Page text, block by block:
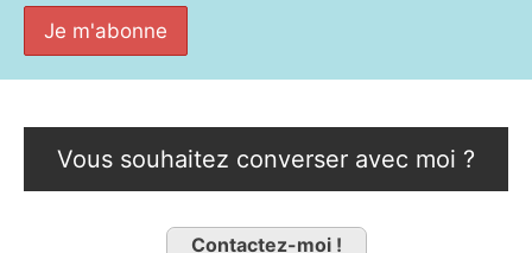
Vous souhaitez converser avec moi ?
Contactez-moi !